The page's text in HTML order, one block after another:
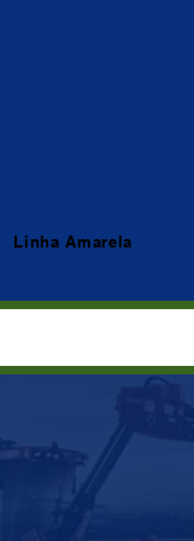
Linha Amarela